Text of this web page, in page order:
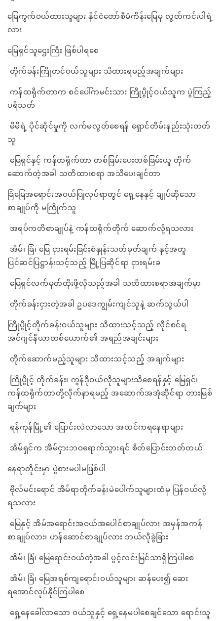
မြေကွက်ဝယ်ထားသူများ နိုင်ငံတော်စီမံကိန်းမြေမှ လွတ်ကင်းပါရဲ့
လား
မြေရှင်သူဌေးကြီး ဖြစ်ပါရစေ
တိုက်ခန်းကြိုတင်ဝယ်သူများ သိထားရမည့်အချက်များ
ကန်ထရိုက်တာက စင်ပေါ်ကမင်းသား ကြိုပွိုင့်ဝယ်သူက ပွဲကြည့်
ပရိသတ်
မိမိရဲ့ ပိုင်ဆိုင်မှုကို လက်မလွတ်စေရန် ရှောင်တိမ်းနည်းသုံးတတ်
သူ
မြေရှင်နှင့် ကန်ထရိုက်တာ တစ်ခြမ်းပေးတစ်ခြမ်းယူ တိုက်
ဆောက်တဲ့အခါ သတိထားစရာ အသိပေးချင်တာ
ခြံမြေအရောင်းအဝယ်ပြုလုပ်ရာတွင် ရှေ့နေနှင့် ချုပ်ဆိုသော
စာချုပ်ကို မကြိုက်သူ
အရပ်ကတိစာချုပ်နဲ့ ကန်ထရိုက်တိုက် ဆောက်လို့ရသလား
အိမ်၊ ခြံ၊ မြေ ငှားရမ်းခြင်းစံနှုန်းသတ်မှတ်ချက် နှင့်အတူ
ပြင်ဆင်ပြဋ္ဌာန်းသင့်သည့် မြို့ပြဆိုင်ရာ ငှားရမ်းခ
မြေရှင်လက်မှတ်ထိုးဖို့လိုသည့်အခါ သတိထားစရာအချက်မှာ
တိုက်ခန်းငှားတဲ့အခါ ဥပဒေကျွမ်းကျင်သူနဲ့ ဆက်သွယ်ပါ
ကြိုပွိုင့်တိုက်ခန်းဝယ်သူများ သိထားသင့်သည့် လိုင်စင်ရ
အင်ဂျင်နီယာတစ်ယောက်၏ အရည်အချင်းများ
တိုက်ဆောက်မည့်သူများ သိထားသင့်သည့် အချက်များ
ကြိုပွိုင့် တိုက်ခန်း၊ ကွန်ဒိုဝယ်လိုသူများသိစေရန်နှင့် မြေရှင်၊
ကန်ထရိုက်တာတို့လိုက်နာရမည့် အဆောက်အအုံဆိုင်ရာ တားမြစ်
ချက်များ
ရန်ကုန်မြို့၏ ပြောင်းလဲလာသော အထင်ကရနေရာများ
အိမ်ရှင်က အိမ်ငှားဘဝရောက်သွားရင် စိတ်ပြောင်းတတ်တယ်
နေရာတိုင်းမှာ ပွဲစားမပါမဖြစ်ပါ
ဗိုလ်မင်းရောင် အိမ်ရာတိုက်ခန်းမဲပေါက်သူများထံမှ ပြန်ဝယ်လို့
ရသလား
မြေနှင့် အိမ်အရောင်းအဝယ်အပေါင်စာချုပ်လား အမှန်အကန်
စာချုပ်လား၊ ဟန်ဆောင်စာချုပ်လား ဘယ်လိုခွဲခြား
အိမ်၊ ခြံ၊ မြေရောင်းဝယ်တဲ့အခါ ပွင့်လင်းမြင်သာရှိကြပါစေ
အိမ်၊ ခြံ၊ မြေအရစ်ကျရောင်းဝယ်သူများ ဆန်ပေး၍ ဆေး
ရအောင်လုပ်နိုင်ကြပါစေ
ရှေ့နေခေါ်လာသော ဝယ်သူနှင့် ရှေ့နေမပါစေချင်သော ရောင်းသူ